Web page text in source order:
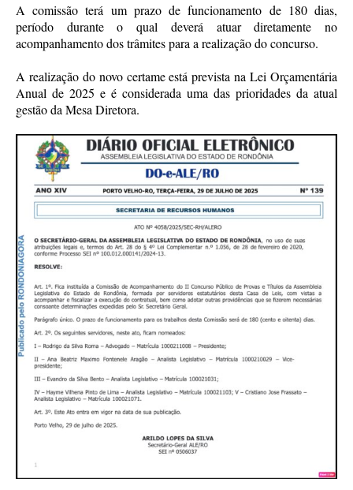
A comissão terá um prazo de funcionamento de 180 dias,
período durante o qual deverá atuar diretamente no
acompanhamento dos trâmites para a realização do concurso.
A realização do novo certame está prevista na Lei Orçamentária
Anual de 2025 e é considerada uma das prioridades da atual
gestão da Mesa Diretora.